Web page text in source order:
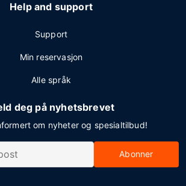
Help and support
Support
Min reservasjon
Alle språk
deg på nyhetsbrevet
om nyheter og spesialtilbud!
Abonner